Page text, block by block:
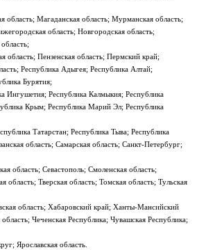
область; Магаданская область; Мурманская область;
область; Новгородская область;
область; Пензенская область; Пермский край;
Республика Адыгея; Республика Алтай;
Бурятия;
Ингушетия; Республика Калмыкия; Республика
Крым; Республика Марий Эл; Республика
Татарстан; Республика Тыва; Республика
область; Самарская область; Санкт-Петербург;
область; Севастополь; Смоленская область;
область; Тверская область; Томская область; Тульская
область; Хабаровский край; Ханты-Мансийский
Чеченская Республика; Чувашская Республика;
Ярославская область.